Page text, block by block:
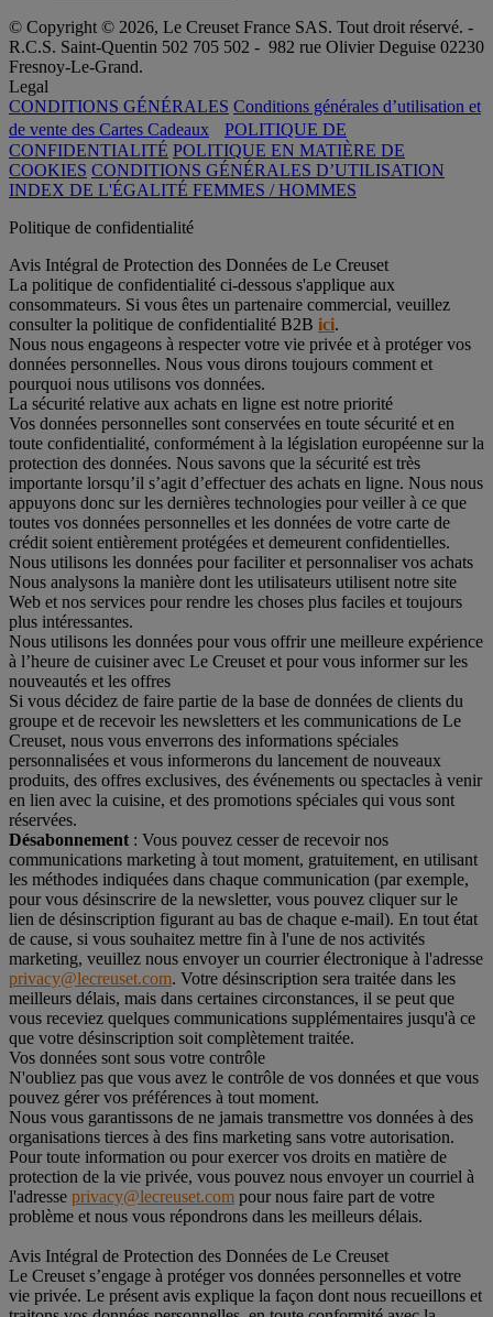
© Copyright © 2026, Le Creuset France SAS. Tout droit réservé. -
R.C.S. Saint-Quentin 502 705 502 - 982 rue Olivier Deguise 02230
Fresnoy-Le-Grand.
Legal
CONDITIONS GÉNÉRALES Conditions générales d’utilisation et
de vente des Cartes Cadeaux
POLITIQUE DE
CONFIDENTIALITÉ POLITIQUE EN MATIÈRE DE
COOKIES CONDITIONS GÉNÉRALES D’UTILISATION
INDEX DE L'ÉGALITÉ FEMMES / HOMMES
Politique de confidentialité
Avis Intégral de Protection des Données de Le Creuset
La politique de confidentialité ci-dessous s'applique aux
consommateurs. Si vous êtes un partenaire commercial, veuillez
consulter la politique de confidentialité B2B ici.
Nous nous engageons à respecter votre vie privée et à protéger vos
données personnelles. Nous vous dirons toujours comment et
pourquoi nous utilisons vos données.
La sécurité relative aux achats en ligne est notre priorité
Vos données personnelles sont conservées en toute sécurité et en
toute confidentialité, conformément à la législation européenne sur la
protection des données. Nous savons que la sécurité est très
importante lorsqu’il s’agit d’effectuer des achats en ligne. Nous nous
appuyons donc sur les dernières technologies pour veiller à ce que
toutes vos données personnelles et les données de votre carte de
crédit soient entièrement protégées et demeurent confidentielles.
Nous utilisons les données pour faciliter et personnaliser vos achats
Nous analysons la manière dont les utilisateurs utilisent notre site
Web et nos services pour rendre les choses plus faciles et toujours
plus intéressantes.
Nous utilisons les données pour vous offrir une meilleure expérience
à l’heure de cuisiner avec Le Creuset et pour vous informer sur les
nouveautés et les offres
Si vous décidez de faire partie de la base de données de clients du
groupe et de recevoir les newsletters et les communications de Le
Creuset, nous vous enverrons des informations spéciales
personnalisées et vous informerons du lancement de nouveaux
produits, des offres exclusives, des événements ou spectacles à venir
en lien avec la cuisine, et des promotions spéciales qui vous sont
réservées.
Désabonnement : Vous pouvez cesser de recevoir nos
communications marketing à tout moment, gratuitement, en utilisant
les méthodes indiquées dans chaque communication (par exemple,
pour vous désinscrire de la newsletter, vous pouvez cliquer sur le
lien de désinscription figurant au bas de chaque e-mail). En tout état
de cause, si vous souhaitez mettre fin à l'une de nos activités
marketing, veuillez nous envoyer un courrier électronique à l'adresse
privacy@lecreuset.com. Votre désinscription sera traitée dans les
meilleurs délais, mais dans certaines circonstances, il se peut que
vous receviez quelques communications supplémentaires jusqu'à ce
que votre désinscription soit complètement traitée.
Vos données sont sous votre contrôle
N'oubliez pas que vous avez le contrôle de vos données et que vous
pouvez gérer vos préférences à tout moment.
Nous vous garantissons de ne jamais transmettre vos données à des
organisations tierces à des fins marketing sans votre autorisation.
Pour toute information ou pour exercer vos droits en matière de
protection de la vie privée, vous pouvez nous envoyer un courriel à
l'adresse privacy@lecreuset.com pour nous faire part de votre
problème et nous vous répondrons dans les meilleurs délais.
Avis Intégral de Protection des Données de Le Creuset
Le Creuset s’engage à protéger vos données personnelles et votre
vie privée. Le présent avis explique la façon dont nous recueillons et